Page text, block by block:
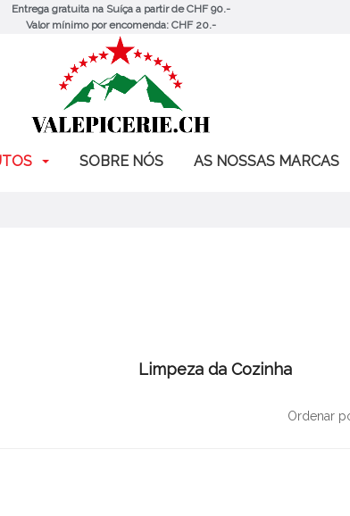
Entrega gratuita na Suíça a partir de CHF 90.-
Valor mínimo por encomenda: CHF 20.-
SOBRE NÓS AS NOSSAS MARCAS
Limpeza da Cozinha
Ordenar